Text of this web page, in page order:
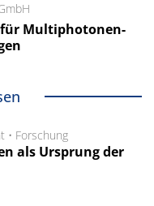
für Multiphotonen-
• Forschung
als Ursprung der